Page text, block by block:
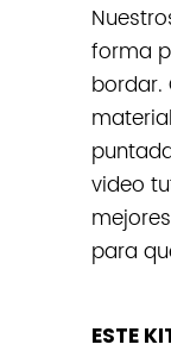
forma
bordar.
video
para
ESTE